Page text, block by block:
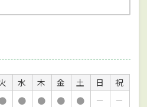
水 木 金 土 日
祝
● ● ● ● －
－